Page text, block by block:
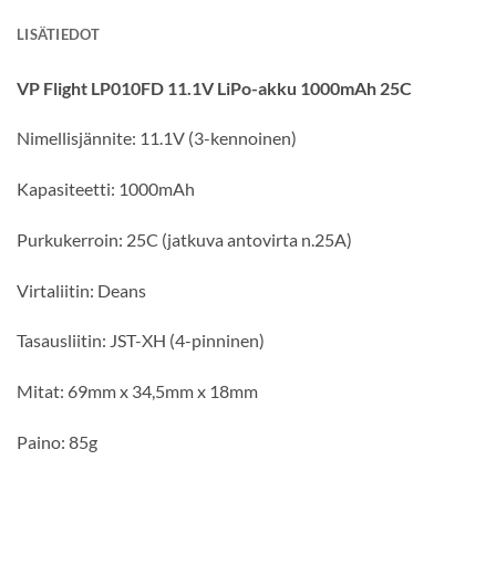
LISÄTIEDOT
VP Flight LP010FD 11.1V LiPo-akku 1000mAh 25C
Nimellisjännite: 11.1V (3-kennoinen)
Kapasiteetti: 1000mAh
Purkukerroin: 25C (jatkuva antovirta n.25A)
Virtaliitin: Deans
Tasausliitin: JST-XH (4-pinninen)
Mitat: 69mm x 34,5mm x 18mm
Paino: 85g